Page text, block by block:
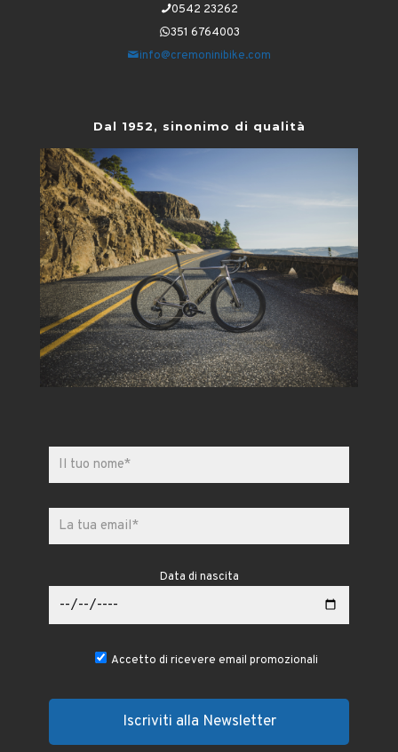
0542 23262
351 6764003
info@cremoninibike.com
Dal 1952, sinonimo di qualità
Data di nascita
Accetto di ricevere email promozionali